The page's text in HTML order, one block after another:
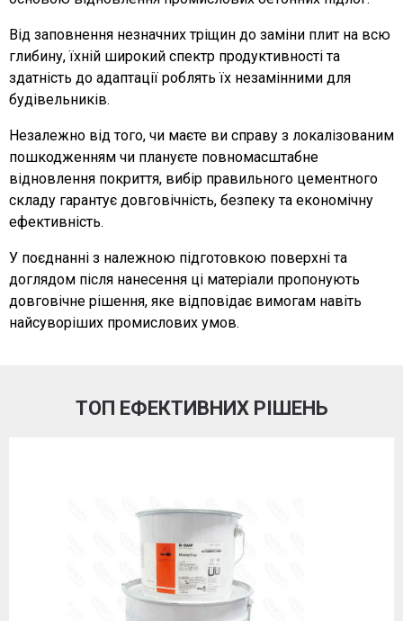
Від заповнення незначних тріщин до заміни плит на всю
глибину, їхній широкий спектр продуктивності та
здатність до адаптації роблять їх незамінними для
будівельників.
Незалежно від того, чи маєте ви справу з локалізованим
пошкодженням чи плануєте повномасштабне
відновлення покриття, вибір правильного цементного
складу гарантує довговічність, безпеку та економічну
ефективність.
У поєднанні з належною підготовкою поверхні та
доглядом після нанесення ці матеріали пропонують
довговічне рішення, яке відповідає вимогам навіть
найсуворіших промислових умов.
ТОП ЕФЕКТИВНИХ РІШЕНЬ